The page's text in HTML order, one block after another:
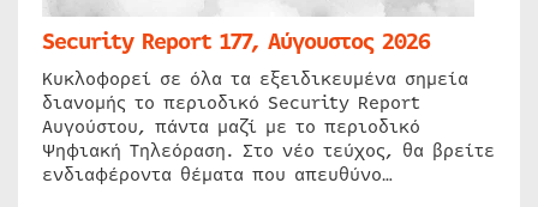
Security Report 177, Αύγουστος 2026
Κυκλοφορεί σε όλα τα εξειδικευμένα σημεία
διανομής το περιοδικό Security Report
Αυγούστου, πάντα μαζί με το περιοδικό
Ψηφιακή Τηλεόραση. Στο νέο τεύχος, θα βρείτε
ενδιαφέροντα θέματα που απευθύνο…